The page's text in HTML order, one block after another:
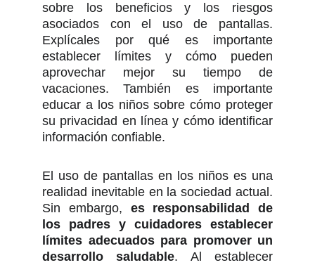
sobre los beneficios y los riesgos
asociados con el uso de pantallas.
Explícales por qué es importante
establecer límites y cómo pueden
aprovechar mejor su tiempo de
vacaciones. También es importante
educar a los niños sobre cómo proteger
su privacidad en línea y cómo identificar
información confiable.
El uso de pantallas en los niños es una
realidad inevitable en la sociedad actual.
Sin embargo, es responsabilidad de
los padres y cuidadores establecer
límites adecuados para promover un
desarrollo saludable. Al establecer